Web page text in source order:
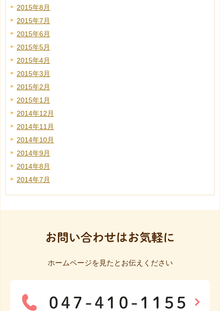
2015年8月
2015年7月
2015年6月
2015年5月
2015年4月
2015年3月
2015年2月
2015年1月
2014年12月
2014年11月
2014年10月
2014年9月
2014年8月
2014年7月
お問い合わせはお気軽に
ホームページを見たとお伝えください